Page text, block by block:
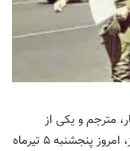
مترجم و یکی از
ساکن تبریز، امروز پنجشنبه ۵ تیرماه